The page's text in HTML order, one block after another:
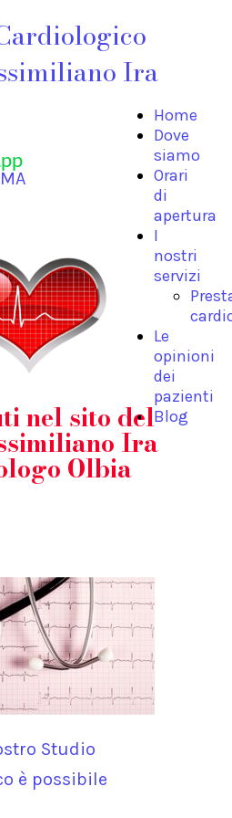
Ira
Home
Dove
siamo
Orari
di
apertura
I
nostri
servizi
Le
opinioni
dei
pazienti
Blog
nel sito del
Ira
Olbia
Studio
è possibile